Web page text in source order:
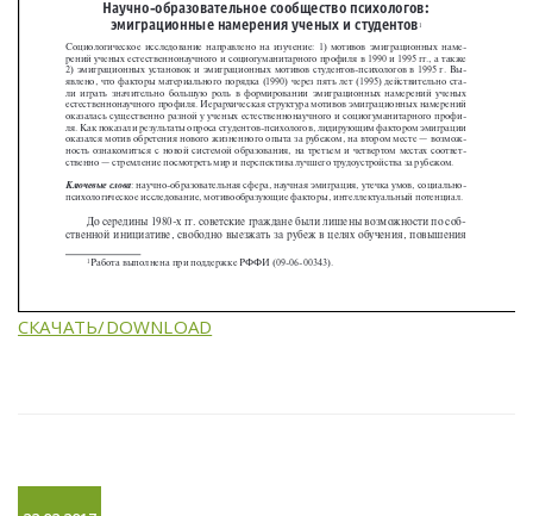
СКАЧАТЬ/DOWNLOAD